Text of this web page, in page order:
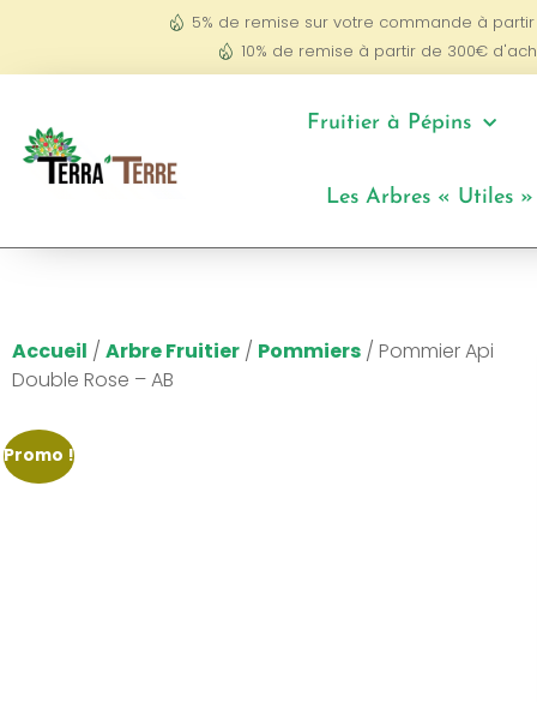
5% de remise sur votre commande à
10% de remise à partir de 300€
Fruitier à Pépins
Les Arbres « Utiles »
Accueil / Arbre Fruitier / Pommiers / Pommier Api
Double Rose – AB
Promo !